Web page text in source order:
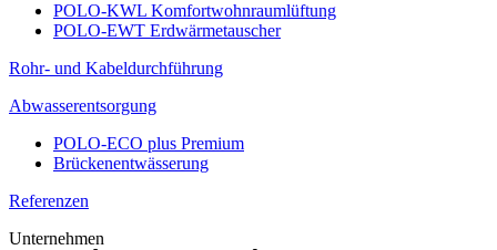
POLO-KWL Komfortwohnraumlüftung
POLO-EWT Erdwärmetauscher
Rohr- und Kabeldurchführung
Abwasserentsorgung
POLO-ECO plus Premium
Brückenentwässerung
Referenzen
Unternehmen